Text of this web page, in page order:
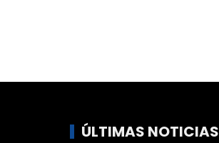
ÚLTIMAS NOTICIAS